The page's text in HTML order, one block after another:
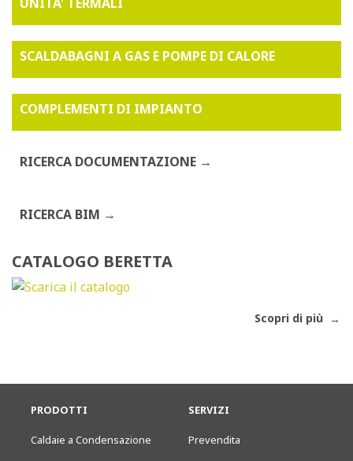
SCALDABAGNI A GAS E POMPE DI CALORE
COMPLEMENTI DI IMPIANTO
RICERCA DOCUMENTAZIONE
RICERCA BIM
CATALOGO BERETTA
Scopri di più
PRODOTTI
Caldaie a Condensazione
SERVIZI
Prevendita